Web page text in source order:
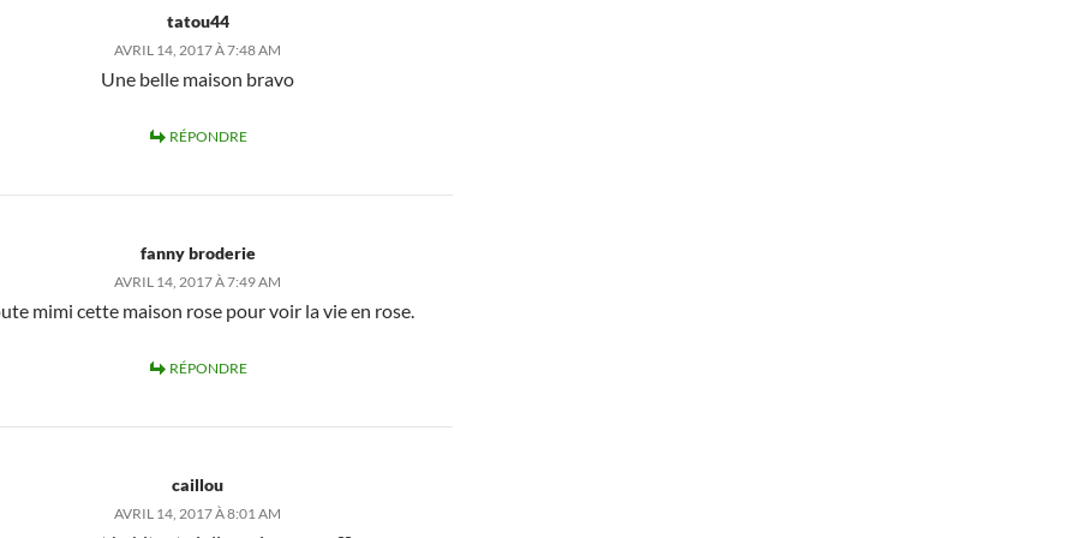
tatou44
AVRIL 14, 2017 À 7:48 AM
Une belle maison bravo
RÉPONDRE
fanny broderie
AVRIL 14, 2017 À 7:49 AM
mimi cette maison rose pour voir la vie en rose.
RÉPONDRE
caillou
AVRIL 14, 2017 À 8:01 AM